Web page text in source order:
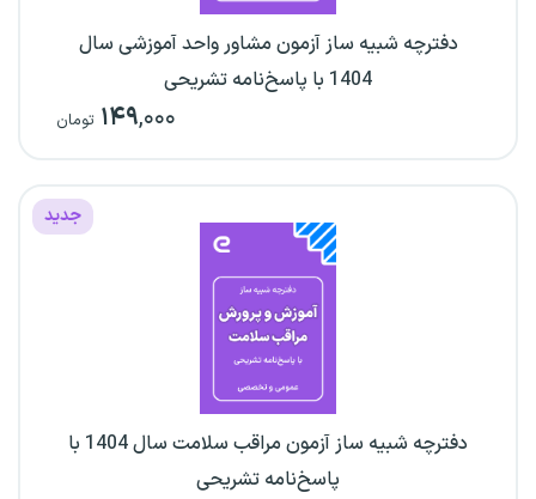
دفترچه شبیه ساز آزمون مشاور واحد آموزشی سال
1404 با پاسخ‌نامه تشریحی
۱۴۹,۰۰۰ تومان
جدید
دفترچه شبیه ساز آزمون مراقب سلامت سال 1404 با
پاسخ‌نامه تشریحی